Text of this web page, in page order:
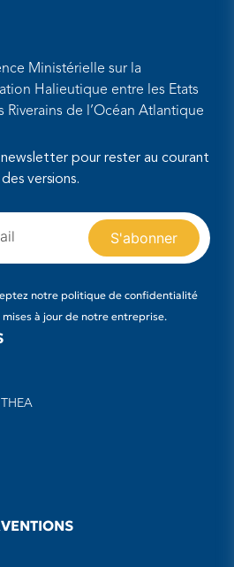
Ministérielle sur la
Halieutique entre les Etats
Riverains de l’Océan Atlantique
newsletter pour rester au courant
versions.
notre politique de confidentialité
à jour de notre entreprise.